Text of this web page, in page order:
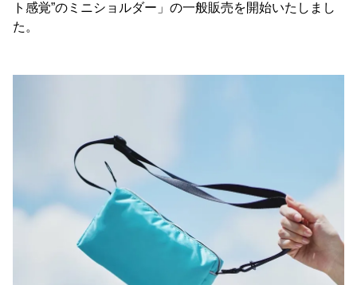
ト感覚”のミニショルダー」の一般販売を開始いたしまし
た。